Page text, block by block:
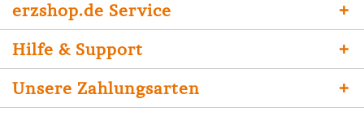
erzshop.de Service
Hilfe & Support
Unsere Zahlungsarten